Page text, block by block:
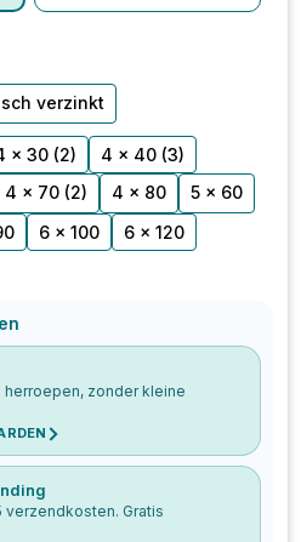
verzinkt
x 30 (2) 4 x 40 (3)
4 x 70 (2) 4 x 80
5 x 60
6 x 100
6 x 120
zonder kleine
verzendkosten. Gratis